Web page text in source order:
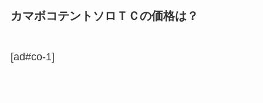
カマボコテントソロＴＣの価格は？
[ad#co-1]